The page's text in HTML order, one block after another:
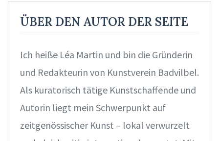
ÜBER DEN AUTOR DER SEITE
Ich heiße Léa Martin und bin die Gründerin
und Redakteurin von Kunstverein Badvilbel.
Als kuratorisch tätige Kunstschaffende und
Autorin liegt mein Schwerpunkt auf
zeitgenössischer Kunst – lokal verwurzelt